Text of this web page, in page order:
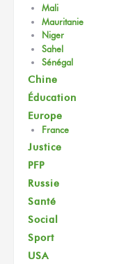
Mali
Mauritanie
Niger
Sahel
Sénégal
Chine
Éducation
Europe
France
Justice
PFP
Russie
Santé
Social
Sport
USA